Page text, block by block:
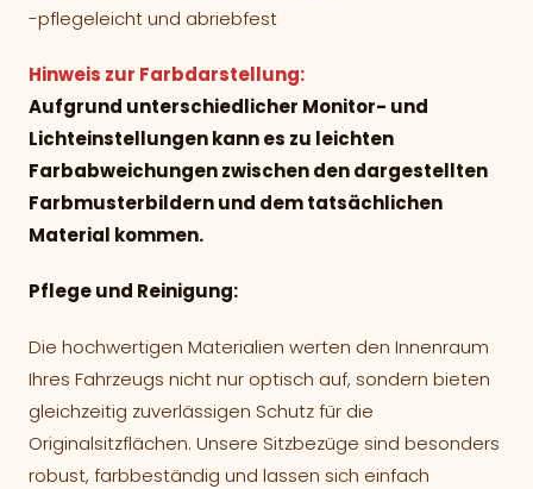
-pflegeleicht und abriebfest
Hinweis zur Farbdarstellung:
Aufgrund unterschiedlicher Monitor- und
Lichteinstellungen kann es zu leichten
Farbabweichungen zwischen den dargestellten
Farbmusterbildern und dem tatsächlichen
Material kommen.
Pflege und Reinigung:
Die hochwertigen Materialien werten den Innenraum
Ihres Fahrzeugs nicht nur optisch auf, sondern bieten
gleichzeitig zuverlässigen Schutz für die
Originalsitzflächen. Unsere Sitzbezüge sind besonders
robust, farbbeständig und lassen sich einfach